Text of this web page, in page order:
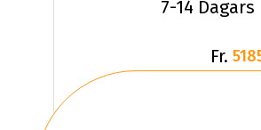
7-14
Fr.